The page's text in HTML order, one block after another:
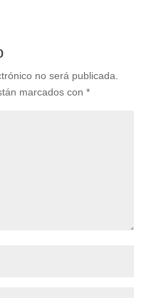
no será publicada.
marcados con *